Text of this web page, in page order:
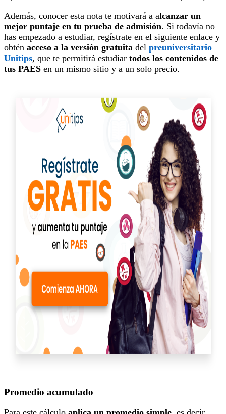
Además, conocer esta nota te motivará a alcanzar un
mejor puntaje en tu prueba de admisión. Si todavía no
has empezado a estudiar, regístrate en el siguiente enlace y
obtén acceso a la versión gratuita del preuniversitario
Unitips, que te permitirá estudiar todos los contenidos de
tus PAES en un mismo sitio y a un solo precio.
Promedio acumulado